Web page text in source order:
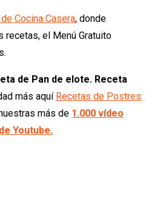
Cocina Casera, donde
recetas, el Menú Gratuito
de Pan de elote. Receta
más aquí Recetas de Postres
más de 1.000 vídeo
Youtube.